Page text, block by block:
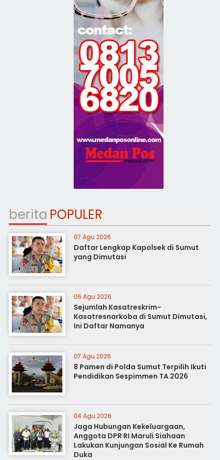
berita POPULER
07 Agu 2026
Daftar Lengkap Kapolsek di Sumut
yang Dimutasi
06 Agu 2026
Sejumlah Kasatreskrim-
Kasatresnarkoba di Sumut Dimutasi,
Ini Daftar Namanya
07 Agu 2026
8 Pamen di Polda Sumut Terpilih Ikuti
Pendidikan Sespimmen TA 2026
04 Agu 2026
Jaga Hubungan Kekeluargaan,
Anggota DPR RI Maruli Siahaan
Lakukan Kunjungan Sosial Ke Rumah
Duka